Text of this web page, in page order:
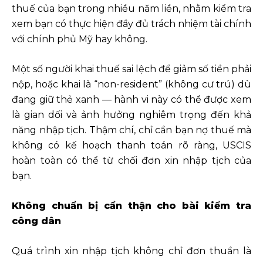
thuế của bạn trong nhiều năm liền, nhằm kiểm tra
xem bạn có thực hiện đầy đủ trách nhiệm tài chính
với chính phủ Mỹ hay không.
Một số người khai thuế sai lệch để giảm số tiền phải
nộp, hoặc khai là “non-resident” (không cư trú) dù
đang giữ thẻ xanh — hành vi này có thể được xem
là gian dối và ảnh hưởng nghiêm trọng đến khả
năng nhập tịch. Thậm chí, chỉ cần bạn nợ thuế mà
không có kế hoạch thanh toán rõ ràng, USCIS
hoàn toàn có thể từ chối đơn xin nhập tịch của
bạn.
Không chuẩn bị cẩn thận cho bài kiểm tra
công dân
Quá trình xin nhập tịch không chỉ đơn thuần là